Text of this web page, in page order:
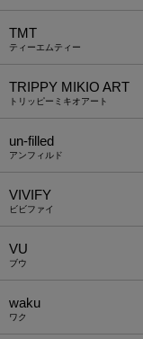
TMT
ティーエムティー
TRIPPY MIKIO ART
トリッピーミキオアート
un-filled
アンフィルド
VIVIFY
ビビファイ
VU
ブウ
waku
ワク